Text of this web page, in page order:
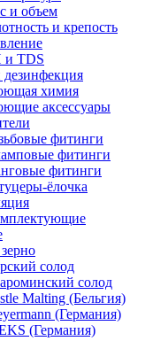
и объем
и крепость
и TDS
химия
аксессуары
фитинги
фитинги
фитинги
ёлочка
солод
солод
Malting (Бельгия)
(Германия)
(Германия)